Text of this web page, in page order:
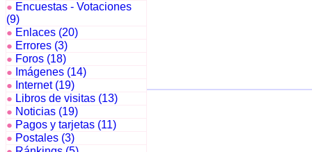
● Encuestas - Votaciones
(9)
● Enlaces (20)
● Errores (3)
● Foros (18)
● Imágenes (14)
● Internet (19)
● Libros de visitas (13)
● Noticias (19)
● Pagos y tarjetas (11)
● Postales (3)